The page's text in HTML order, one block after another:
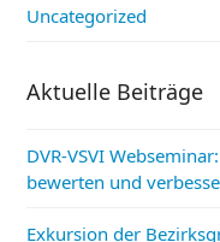
Uncategorized
Aktuelle Beiträge
DVR-VSVI
bewerten und
Exkursion der